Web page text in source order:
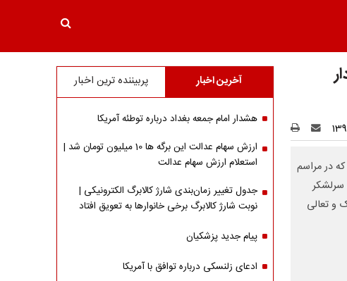
در مراسم
سرلشکر
و تعالی
آخرین اخبار پربیننده ترین اخبار
هشدار امام جمعه بغداد درباره توطئه آمریکا
ارزش سهام عدالت این برگه ها 10 میلیون تومان شد |
استعلام ارزش سهام عدالت
جدول تغییر زمان‌بندی شارژ کالابرگ الکترونیکی |
نوبت شارژ کالابرگ برخی خانوارها به تعویق افتاد
پیام جدید پزشکیان
ادعای زلنسکی درباره توافق با آمریکا